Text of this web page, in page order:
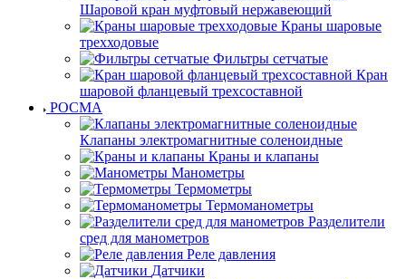
Шаровой кран муфтовый нержавеющий
Краны шаровые
трехходовые
Фильтры сетчатые
Кран
шаровой фланцевый трехсоставной
РОСМА
Клапаны электромагнитные соленоидные
Краны и клапаны
Манометры
Термометры
Термоманометры
Разделители
сред для манометров
Реле давления
Датчики